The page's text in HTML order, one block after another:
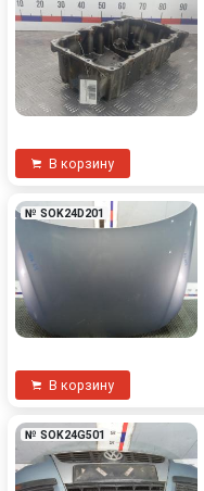
В корзину
№ SOK24D201
В корзину
№ SOK24G501